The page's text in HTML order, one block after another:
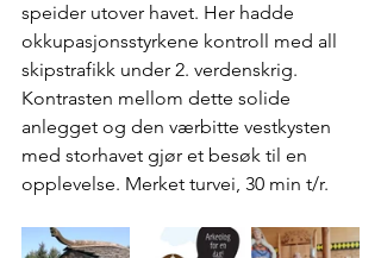
speider utover havet. Her hadde
okkupasjonsstyrkene kontroll med all
skipstrafikk under 2. verdenskrig.
Kontrasten mellom dette solide
anlegget og den værbitte vestkysten
med storhavet gjør et besøk til en
opplevelse. Merket turvei, 30 min t/r.